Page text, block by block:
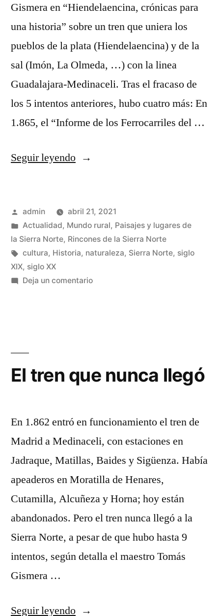
Gismera en “Hiendelaencina, crónicas para
una historia” sobre un tren que uniera los
pueblos de la plata (Hiendelaencina) y de la
sal (Imón, La Olmeda, …) con la linea
Guadalajara-Medinaceli. Tras el fracaso de
los 5 intentos anteriores, hubo cuatro más: En
1.865, el “Informe de los Ferrocarriles del …
Seguir leyendo«Y
no
vino
a
Publicado
por
admin
abril 21, 2021
Publicado
en
Actualidad, Mundo rural, Paisajes y lugares de
la Sierra Norte, Rincones de la Sierra Norte
Etiquetas:
cultura, Historia, naturaleza, Sierra Norte, siglo
XIX, siglo XX
Deja un comentarioen
la
El tren que nunca llegó
En 1.862 entró en funcionamiento el tren de
Madrid a Medinaceli, con estaciones en
Jadraque, Matillas, Baides y Sigüenza. Había
apeaderos en Moratilla de Henares,
Cutamilla, Alcuñeza y Horna; hoy están
abandonados. Pero el tren nunca llegó a la
Sierra Norte, a pesar de que hubo hasta 9
intentos, según detalla el maestro Tomás
Gismera …
Seguir leyendo«El